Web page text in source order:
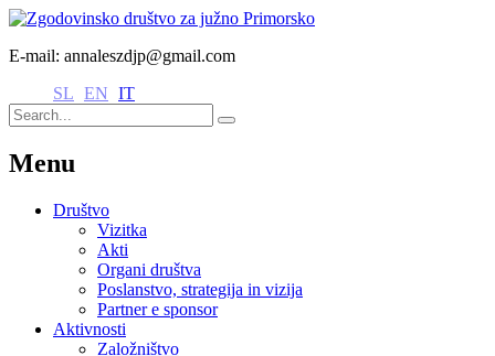
E-mail: annaleszdjp@gmail.com
SL EN IT
Menu
Društvo
Vizitka
Akti
Organi društva
Poslanstvo, strategija in vizija
Partner e sponsor
Aktivnosti
Založništvo